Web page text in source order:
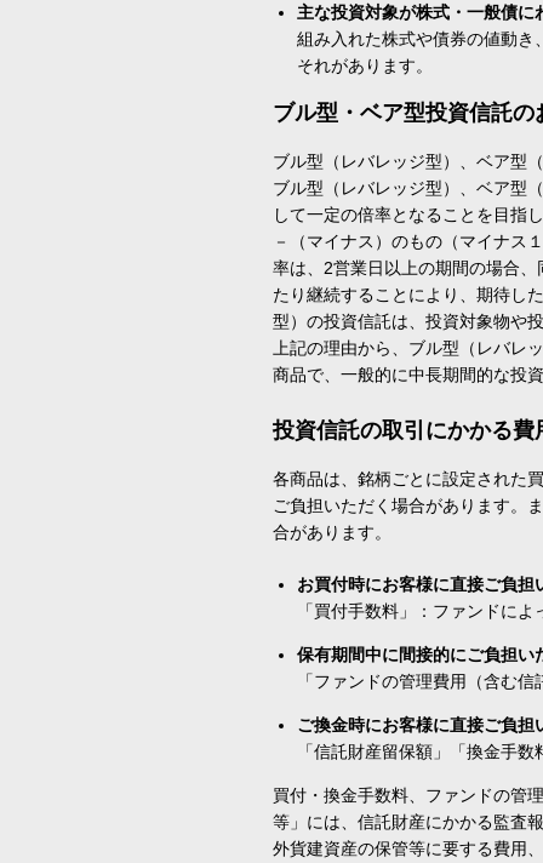
主な投資対象が株式・一般債
組み入れた株式や債券の値動
それがあります。
ブル型・ベア型投資信託
ブル型（レバレッジ型）、ベア型
ブル型（レバレッジ型）、ベア型
して一定の倍率となることを目指
－（マイナス）のもの（マイナス
率は、2営業日以上の期間の場合
たり継続することにより、期待し
型）の投資信託は、投資対象物や
上記の理由から、ブル型（レバレ
商品で、一般的に中長期間的な投
投資信託の取引にかかる費
各商品は、銘柄ごとに設定された
ご負担いただく場合があります。
合があります。
お買付時にお客様に直接ご負担
「買付手数料」：ファンドに
保有期間中に間接的にご負担い
「ファンドの管理費用（含む
ご換金時にお客様に直接ご負担
「信託財産留保額」「換金手
買付・換金手数料、ファンドの管
等」には、信託財産にかかる監査
外貨建資産の保管等に要する費用